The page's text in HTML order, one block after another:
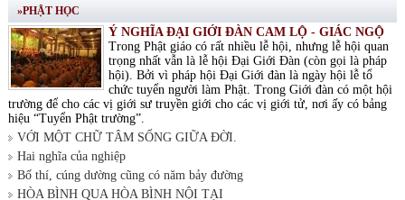
»PHẬT HỌC
Ý NGHĨA ĐẠI GIỚI ĐÀN CAM LỘ - GIÁC NGỘ
Trong Phật giáo có rất nhiều lễ hội, nhưng lễ hội quan
trọng nhất vẫn là lễ hội Đại Giới Đàn (còn gọi là pháp
hội). Bởi vì pháp hội Đại Giới đàn là ngày hội lễ tổ
chức tuyển người làm Phật. Trong Giới đàn có một hội
trường để cho các vị giới sư truyền giới cho các vị giới tử, nơi ấy có bảng
hiệu “Tuyển Phật trường”.
VỚI MỘT CHỮ TÂM SỐNG GIỮA ĐỜI.
Hai nghĩa của nghiệp
Bố thí, cúng dường cũng có năm bảy đường
HÒA BÌNH QUA HÒA BÌNH NỘI TẠI